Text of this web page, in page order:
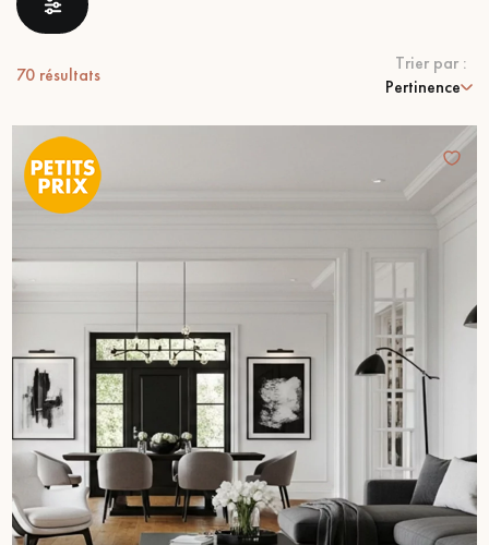
Nos experts sont à votre disposition pour vous guider pas à
Un expert Décoplus Parquets vous appelle
70 résultats
Trier par :
Pertinence